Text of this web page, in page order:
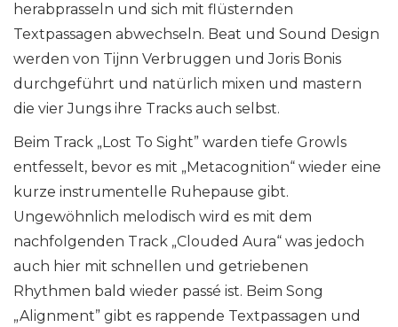
herabprasseln und sich mit flüsternden
Textpassagen abwechseln. Beat und Sound Design
werden von Tijnn Verbruggen und Joris Bonis
durchgeführt und natürlich mixen und mastern
die vier Jungs ihre Tracks auch selbst.
Beim Track „Lost To Sight” warden tiefe Growls
entfesselt, bevor es mit „Metacognition“ wieder eine
kurze instrumentelle Ruhepause gibt.
Ungewöhnlich melodisch wird es mit dem
nachfolgenden Track „Clouded Aura“ was jedoch
auch hier mit schnellen und getriebenen
Rhythmen bald wieder passé ist. Beim Song
„Alignment” gibt es rappende Textpassagen und